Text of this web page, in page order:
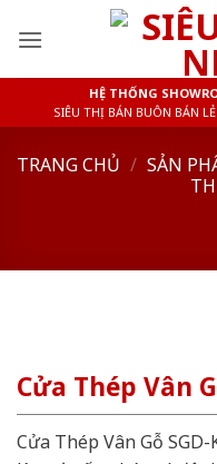
HỆ THỐNG
SIÊU THỊ BÁN BUÔN BÁN
TRANG CHỦ / SẢN
Cửa Thép Vân
Cửa Thép Vân Gỗ